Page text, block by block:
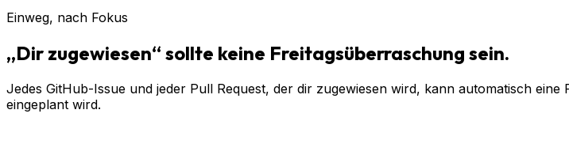
Einweg, nach Fokus
„Dir zugewiesen“ sollte keine Freitagsüberraschung sein.
Jedes GitHub-Issue und jeder Pull Request, der dir zugewiesen wird, kann automatisch
eingeplant wird.